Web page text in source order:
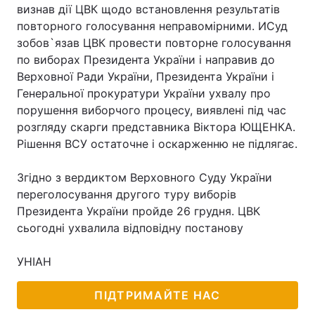
визнав дії ЦВК щодо встановлення результатів
повторного голосування неправомірними. ИСуд
зобов`язав ЦВК провести повторне голосування
по виборах Президента України і направив до
Верховної Ради України, Президента України і
Генеральної прокуратури України ухвалу про
порушення виборчого процесу, виявлені під час
розгляду скарги представника Віктора ЮЩЕНКА.
Рішення ВСУ остаточне і оскарженню не підлягає.
Згідно з вердиктом Верховного Суду України
переголосування другого туру виборів
Президента України пройде 26 грудня. ЦВК
сьогодні ухвалила відповідну постанову
УНІАН
ПІДТРИМАЙТЕ НАС